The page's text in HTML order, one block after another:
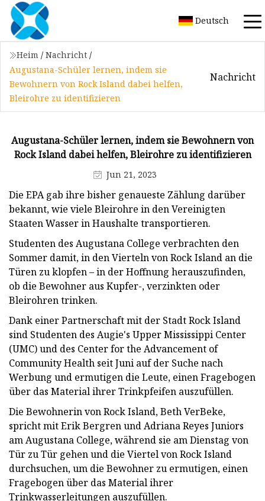
Deutsch
Heim / Nachricht /
Augustana-Schüler lernen, indem sie
Bewohnern von Rock Island dabei helfen,
Bleirohre zu identifizieren
Nachricht
Augustana-Schüler lernen, indem sie Bewohnern von
Rock Island dabei helfen, Bleirohre zu identifizieren
Jun 21, 2023
Die EPA gab ihre bisher genaueste Zählung darüber
bekannt, wie viele Bleirohre in den Vereinigten
Staaten Wasser in Haushalte transportieren.
Studenten des Augustana College verbrachten den
Sommer damit, in den Vierteln von Rock Island an die
Türen zu klopfen – in der Hoffnung herauszufinden,
ob die Bewohner aus Kupfer-, verzinkten oder
Bleirohren trinken.
Dank einer Partnerschaft mit der Stadt Rock Island
sind Studenten des Augie's Upper Mississippi Center
(UMC) und des Center for the Advancement of
Community Health seit Juni auf der Suche nach
Werbung und ermutigen die Leute, einen Fragebogen
über das Material ihrer Trinkpfeifen auszufüllen.
Die Bewohnerin von Rock Island, Beth VerBeke,
spricht mit Erik Bergren und Adriana Reyes Juniors
am Augustana College, während sie am Dienstag von
Tür zu Tür gehen und die Viertel von Rock Island
durchsuchen, um die Bewohner zu ermutigen, einen
Fragebogen über das Material ihrer
Trinkwasserleitungen auszufüllen.